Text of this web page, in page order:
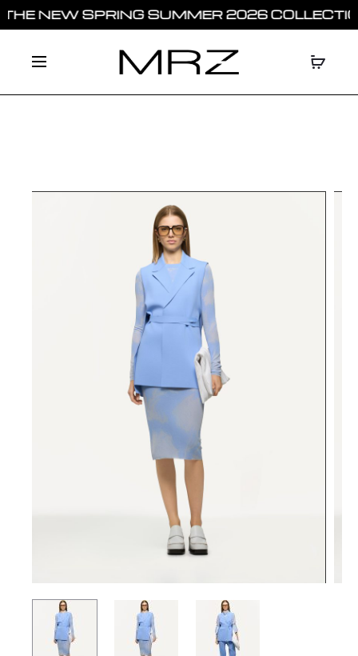
NEW SPRING SUMMER 2026 COLLECTION